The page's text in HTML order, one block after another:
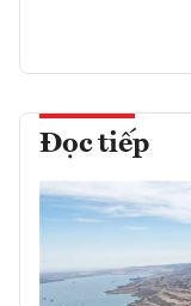
Đọc tiếp